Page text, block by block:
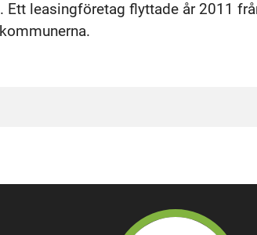
leasingföretag flyttade år 2011